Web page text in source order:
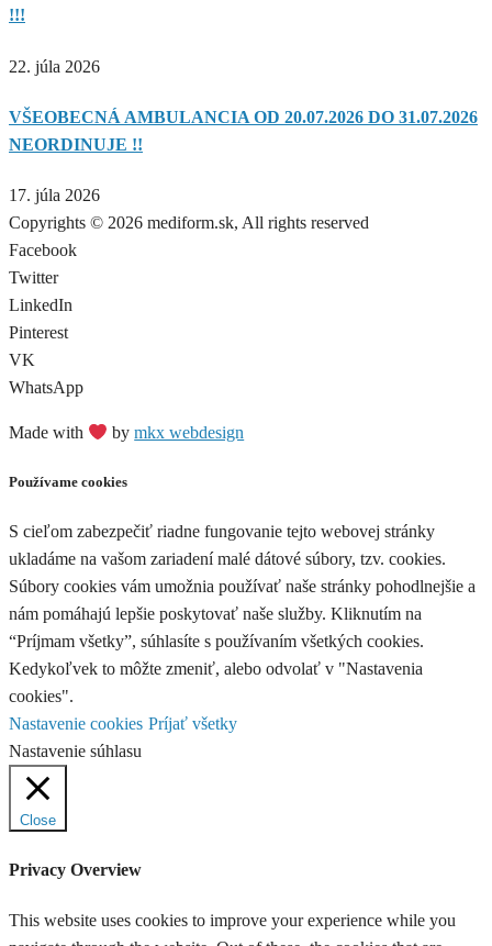
!!!
22. júla 2026
VŠEOBECNÁ AMBULANCIA OD 20.07.2026 DO 31.07.2026
NEORDINUJE !!
17. júla 2026
Copyrights © 2026 mediform.sk, All rights reserved​
Facebook
Twitter
LinkedIn
Pinterest
VK
WhatsApp
Made with bymkx webdesign
Používame cookies
S cieľom zabezpečiť riadne fungovanie tejto webovej stránky
ukladáme na vašom zariadení malé dátové súbory, tzv. cookies.
Súbory cookies vám umožnia používať naše stránky pohodlnejšie a
nám pomáhajú lepšie poskytovať naše služby. Kliknutím na
“Príjmam všetky”, súhlasíte s používaním všetkých cookies.
Kedykoľvek to môžte zmeniť, alebo odvolať v "Nastavenia
cookies".
Nastavenie cookies Príjať všetky
Nastavenie súhlasu
Close
Privacy Overview
This website uses cookies to improve your experience while you